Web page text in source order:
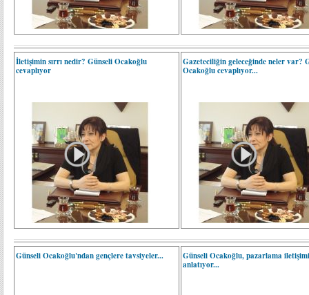
İletişimin sırrı nedir? Günseli Ocakoğlu
cevaplıyor
Gazeteciliğin geleceğinde neler var?
Ocakoğlu cevaplıyor...
Günseli Ocakoğlu'ndan gençlere tavsiyeler...
Günseli Ocakoğlu, pazarlama
anlatıyor...